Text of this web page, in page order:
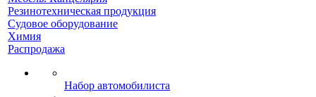
Резинотехническая продукция
Судовое оборудование
Химия
Распродажа
Набор автомобилиста